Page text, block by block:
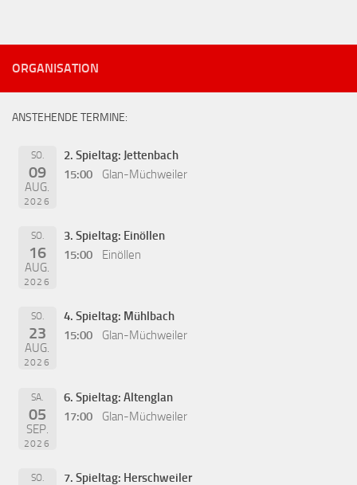
ORGANISATION
ANSTEHENDE TERMINE:
SO.
09
AUG.
2026
2. Spieltag: Jettenbach
15:00
Glan-Müchweiler
SO.
16
AUG.
2026
3. Spieltag: Einöllen
15:00
Einöllen
SO.
23
AUG.
2026
4. Spieltag: Mühlbach
15:00
Glan-Müchweiler
SA.
05
SEP.
2026
6. Spieltag: Altenglan
17:00
Glan-Müchweiler
SO. 7. Spieltag: Herschweiler